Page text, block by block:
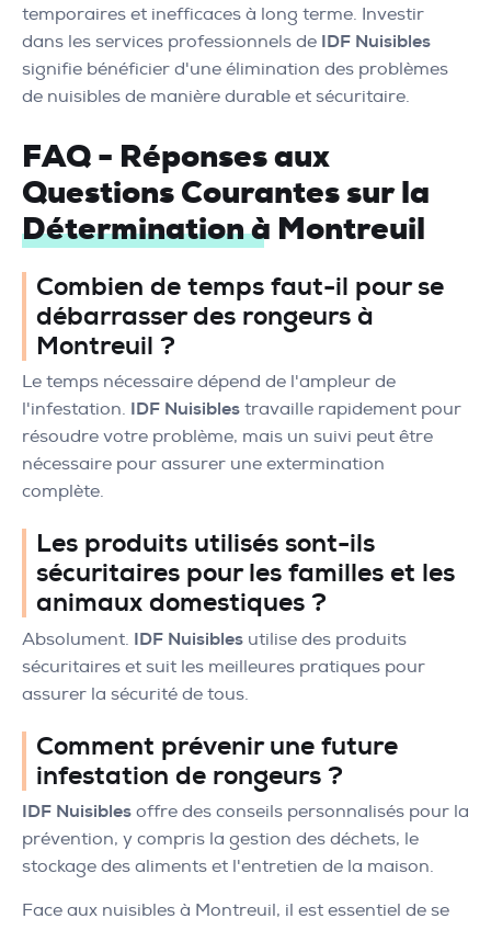
temporaires et inefficaces à long terme. Investir
dans les services professionnels de IDF Nuisibles
signifie bénéficier d'une élimination des problèmes
de nuisibles de manière durable et sécuritaire.
FAQ - Réponses aux
Questions Courantes sur la
Détermination à Montreuil
Combien de temps faut-il pour se
débarrasser des rongeurs à
Montreuil ?
Le temps nécessaire dépend de l'ampleur de
l'infestation. IDF Nuisibles travaille rapidement pour
résoudre votre problème, mais un suivi peut être
nécessaire pour assurer une extermination
complète.
Les produits utilisés sont-ils
sécuritaires pour les familles et les
animaux domestiques ?
Absolument. IDF Nuisibles utilise des produits
sécuritaires et suit les meilleures pratiques pour
assurer la sécurité de tous.
Comment prévenir une future
infestation de rongeurs ?
IDF Nuisibles offre des conseils personnalisés pour la
prévention, y compris la gestion des déchets, le
stockage des aliments et l'entretien de la maison.
Face aux nuisibles à Montreuil, il est essentiel de se